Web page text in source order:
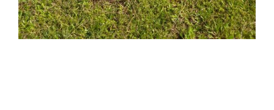
Procesos de contratación
Ejecución Presupuestaria